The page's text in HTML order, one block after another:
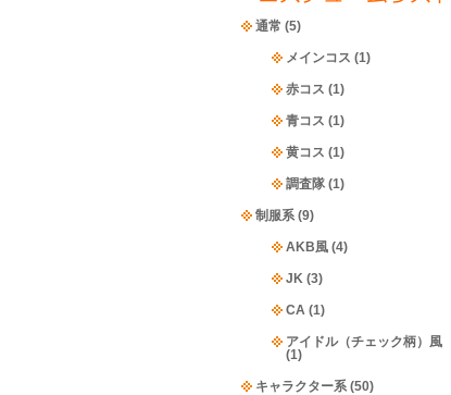
通常 (5)
メインコス (1)
赤コス (1)
青コス (1)
黄コス (1)
調査隊 (1)
制服系 (9)
AKB風 (4)
JK (3)
CA (1)
アイドル（チェック柄）風
(1)
キャラクター系 (50)